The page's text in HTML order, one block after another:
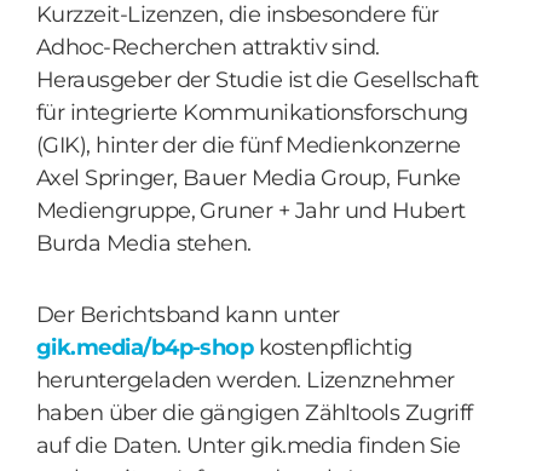
Kurzzeit-Lizenzen, die insbesondere für
Adhoc-Recherchen attraktiv sind.
Herausgeber der Studie ist die Gesellschaft
für integrierte Kommunikationsforschung
(GIK), hinter der die fünf Medienkonzerne
Axel Springer, Bauer Media Group, Funke
Mediengruppe, Gruner + Jahr und Hubert
Burda Media stehen.
Der Berichtsband kann unter
gik.media/b4p-shopkostenpflichtig
heruntergeladen werden. Lizenznehmer
haben über die gängigen Zähltools Zugriff
auf die Daten. Unter gik.media finden Sie